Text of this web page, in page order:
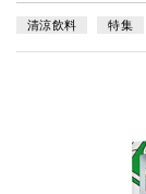
清涼飲料 特集